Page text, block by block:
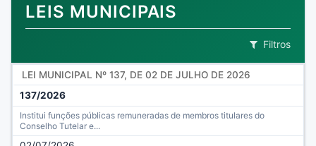
LEIS MUNICIPAIS
Filtros
LEI MUNICIPAL Nº 137, DE 02 DE JULHO DE 2026
137/2026
Institui funções públicas remuneradas de membros titulares do
Conselho Tutelar e...